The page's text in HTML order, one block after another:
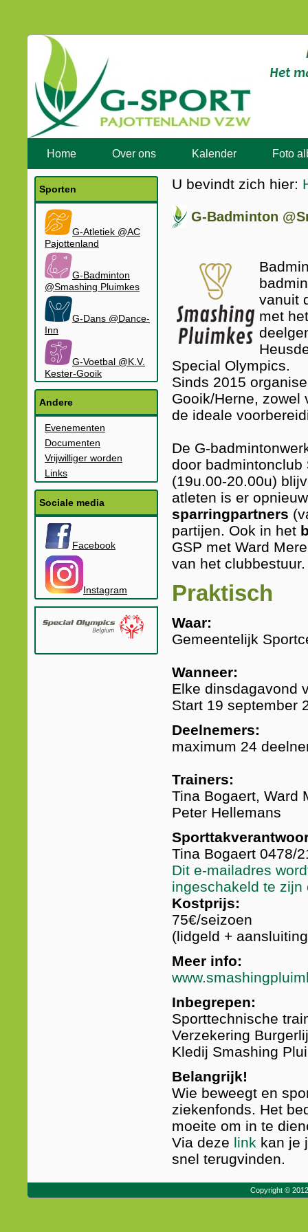
Home Over ons Kalender Foto
Sporten
G-Atletiek @AC
Pajottenland
G-Badminton
@Smashing Pluimkes
G-Dans @Dance-
Inn
G-Voetbal @K.V.
Kester-Gooik
Andere
Evenementen
Documenten
Vrijwilliger worden
Links
Sociale media
Facebook
Instagram
U bevindt zich hier:
G-Badminton
vanuit
met
Special Olympics.
Sinds 2015
Gooik/Herne, zowel
de ideale
De G-
door badmintonclub
(19u.00-20.00u)
atleten is er
sparringpartners
partijen. Ook in het
GSP met Ward
van het clubbestuur.
Praktisch
Waar:
Gemeentelijk
Wanneer:
Elke dinsdagavond
Start 19 september
Deelnemers:
maximum 24
Trainers:
Tina Bogaert, Ward
Peter Hellemans
Tina Bogaert 0478/
Dit e-mailadres
ingeschakeld te
Kostprijs:
75€/seizoen
(lidgeld +
Meer info:
Inbegrepen:
Sporttechnische
Verzekering
Kledij Smashing
Belangrijk!
Wie beweegt en
ziekenfonds. Het
moeite om in te
Via deze link kan je
snel terugvinden.
Copyright ©